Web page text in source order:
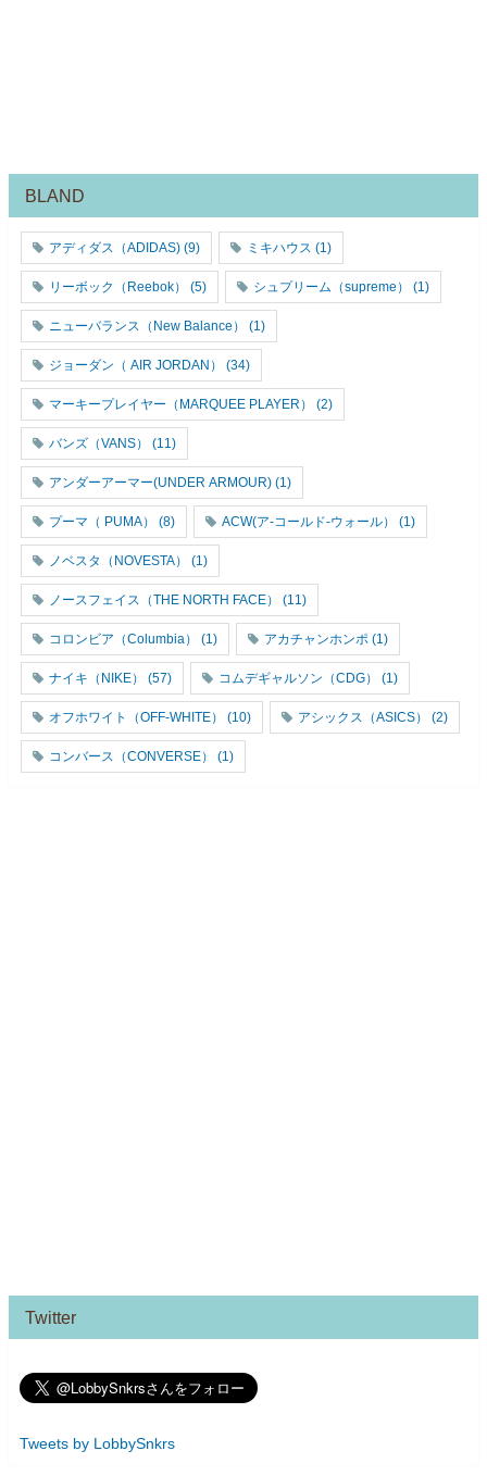
BLAND
アディダス（ADIDAS) (9) ミキハウス (1)
リーボック（Reebok） (5) シュプリーム（supreme） (1)
ニューバランス（New Balance） (1)
ジョーダン（ AIR JORDAN） (34)
マーキープレイヤー（MARQUEE PLAYER） (2)
バンズ（VANS） (11)
アンダーアーマー(UNDER ARMOUR) (1)
プーマ（ PUMA） (8) ACW(ア-コールド-ウォール） (1)
ノベスタ（NOVESTA） (1)
ノースフェイス（THE NORTH FACE） (11)
コロンビア（Columbia） (1) アカチャンホンポ (1)
ナイキ（NIKE） (57) コムデギャルソン（CDG） (1)
オフホワイト（OFF-WHITE） (10) アシックス（ASICS） (2)
コンバース（CONVERSE） (1)
Twitter
Tweets by LobbySnkrs